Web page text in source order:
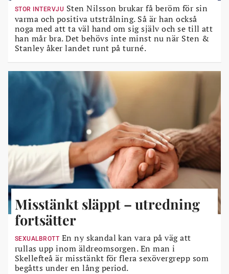
STOR INTERVJU Sten Nilsson brukar få beröm för sin
varma och positiva utstrålning. Så är han också
noga med att ta väl hand om sig själv och se till att
han mår bra. Det behövs inte minst nu när Sten &
Stanley åker landet runt på turné.
Misstänkt släppt – utredning
fortsätter
SEXUALBROTT En ny skandal kan vara på väg att
rullas upp inom äldreomsorgen. En man i
Skellefteå är misstänkt för flera sexövergrepp som
begåtts under en lång period.